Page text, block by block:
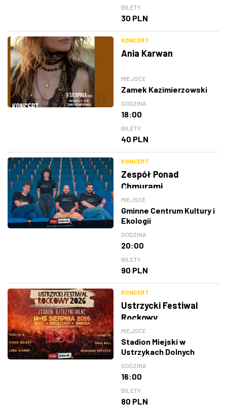
BILETY
30 PLN
KONCERT
Ania Karwan
MIEJSCE
Zamek Kazimierzowski
GODZINA
18:00
BILETY
40 PLN
KONCERT
Zespół Ponad
Chmurami
MIEJSCE
Gminne Centrum Kultury i
Ekologii
GODZINA
20:00
BILETY
90 PLN
KONCERT
Ustrzycki Festiwal
Rockowy
MIEJSCE
Stadion Miejski w
Ustrzykach Dolnych
GODZINA
16:00
BILETY
80 PLN